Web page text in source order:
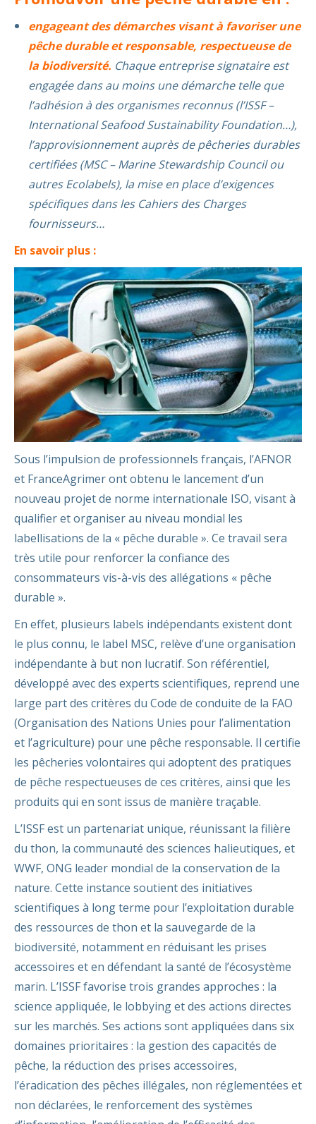
engageant des démarches visant à favoriser une
pêche durable et responsable, respectueuse de
la biodiversité. Chaque entreprise signataire est
engagée dans au moins une démarche telle que
l’adhésion à des organismes reconnus (l’ISSF –
International Seafood Sustainability Foundation…),
l’approvisionnement auprès de pêcheries durables
certifiées (MSC – Marine Stewardship Council ou
autres Ecolabels), la mise en place d’exigences
spécifiques dans les Cahiers des Charges
fournisseurs…
En savoir plus :
Sous l’impulsion de professionnels français, l’AFNOR
et FranceAgrimer ont obtenu le lancement d’un
nouveau projet de norme internationale ISO, visant à
qualifier et organiser au niveau mondial les
labellisations de la « pêche durable ». Ce travail sera
très utile pour renforcer la confiance des
consommateurs vis-à-vis des allégations « pêche
durable ».
En effet, plusieurs labels indépendants existent dont
le plus connu, le label MSC, relève d’une organisation
indépendante à but non lucratif. Son référentiel,
développé avec des experts scientifiques, reprend une
large part des critères du Code de conduite de la FAO
(Organisation des Nations Unies pour l’alimentation
et l’agriculture) pour une pêche responsable. Il certifie
les pêcheries volontaires qui adoptent des pratiques
de pêche respectueuses de ces critères, ainsi que les
produits qui en sont issus de manière traçable.
L’ISSF est un partenariat unique, réunissant la filière
du thon, la communauté des sciences halieutiques, et
WWF, ONG leader mondial de la conservation de la
nature. Cette instance soutient des initiatives
scientifiques à long terme pour l’exploitation durable
des ressources de thon et la sauvegarde de la
biodiversité, notamment en réduisant les prises
accessoires et en défendant la santé de l’écosystème
marin. L’ISSF favorise trois grandes approches : la
science appliquée, le lobbying et des actions directes
sur les marchés. Ses actions sont appliquées dans six
domaines prioritaires : la gestion des capacités de
pêche, la réduction des prises accessoires,
l’éradication des pêches illégales, non réglementées et
non déclarées, le renforcement des systèmes